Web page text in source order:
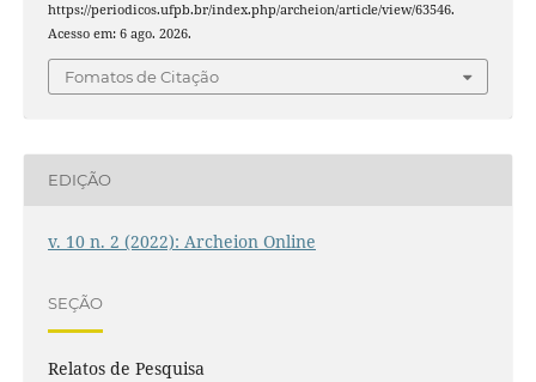
https://periodicos.ufpb.br/index.php/archeion/article/view/63546.
Acesso em: 6 ago. 2026.
Fomatos de Citação
EDIÇÃO
v. 10 n. 2 (2022): Archeion Online
SEÇÃO
Relatos de Pesquisa